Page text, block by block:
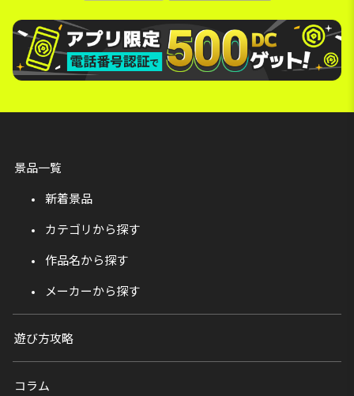
景品一覧
新着景品
カテゴリから探す
作品名から探す
メーカーから探す
遊び方攻略
コラム